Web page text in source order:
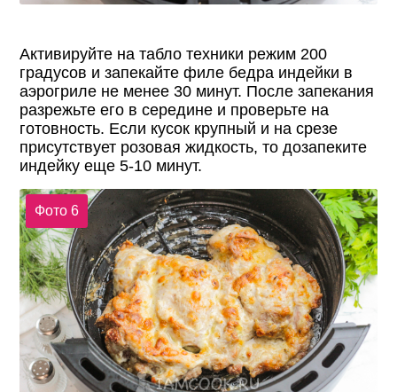
Активируйте на табло техники режим 200
градусов и запекайте филе бедра индейки в
аэрогриле не менее 30 минут. После запекания
разрежьте его в середине и проверьте на
готовность. Если кусок крупный и на срезе
присутствует розовая жидкость, то дозапеките
индейку еще 5-10 минут.
Фото 6